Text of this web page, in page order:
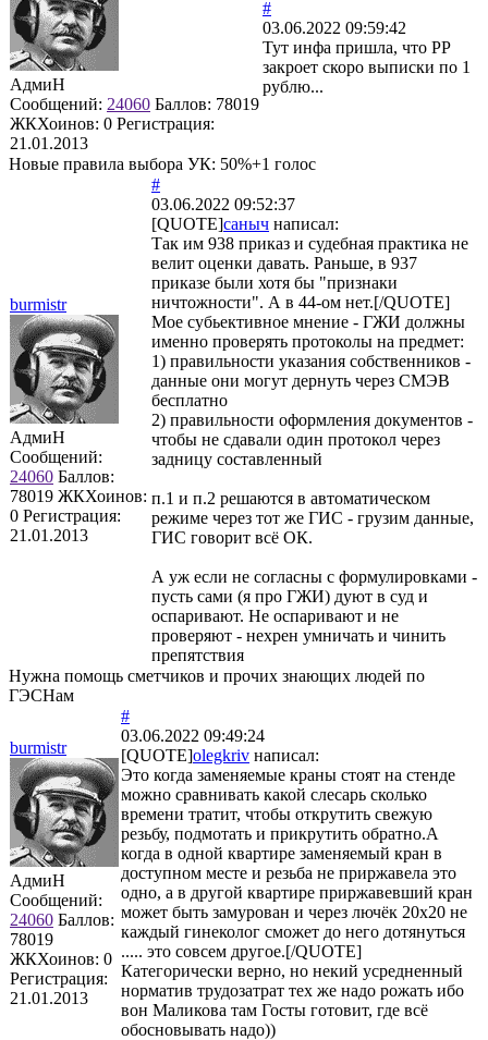
АдмиН
Сообщений: 24060 Баллов: 78019
ЖКХоинов: 0 Регистрация:
21.01.2013
#
03.06.2022 09:59:42
Тут инфа пришла, что РР
закроет скоро выписки по 1
рублю...
Новые правила выбора УК: 50%+1 голос
burmistr
АдмиН
Сообщений:
24060 Баллов:
78019 ЖКХоинов:
0 Регистрация:
21.01.2013
#
03.06.2022 09:52:37
[QUOTE]саныч написал:
Так им 938 приказ и судебная практика не
велит оценки давать. Раньше, в 937
приказе были хотя бы "признаки
ничтожности". А в 44-ом нет.[/QUOTE]
Мое субьективное мнение - ГЖИ должны
именно проверять протоколы на предмет:
1) правильности указания собственников -
данные они могут дернуть через СМЭВ
бесплатно
2) правильности оформления документов -
чтобы не сдавали один протокол через
задницу составленный
п.1 и п.2 решаются в автоматическом
режиме через тот же ГИС - грузим данные,
ГИС говорит всё ОК.
А уж если не согласны с формулировками -
пусть сами (я про ГЖИ) дуют в суд и
оспаривают. Не оспаривают и не
проверяют - нехрен умничать и чинить
препятствия
Нужна помощь сметчиков и прочих знающих людей по
ГЭСНам
burmistr
АдмиН
Сообщений:
24060 Баллов:
78019
ЖКХоинов: 0
Регистрация:
21.01.2013
#
03.06.2022 09:49:24
[QUOTE]olegkriv написал:
Это когда заменяемые краны стоят на стенде
можно сравнивать какой слесарь сколько
времени тратит, чтобы открутить свежую
резьбу, подмотать и прикрутить обратно.А
когда в одной квартире заменяемый кран в
доступном месте и резьба не приржавела это
одно, а в другой квартире приржавевший кран
может быть замурован и через лючёк 20х20 не
каждый гинеколог сможет до него дотянуться
..... это совсем другое.[/QUOTE]
Категорически верно, но некий усредненный
норматив трудозатрат тех же надо рожать ибо
вон Маликова там Госты готовит, где всё
обосновывать надо))